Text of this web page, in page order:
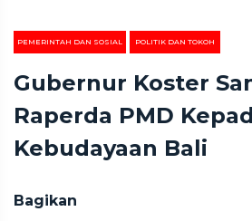
PEMERINTAH DAN SOSIAL POLITIK DAN TOKOH
Gubernur Koster
Raperda PMD
Kebudayaan Bali
Bagikan